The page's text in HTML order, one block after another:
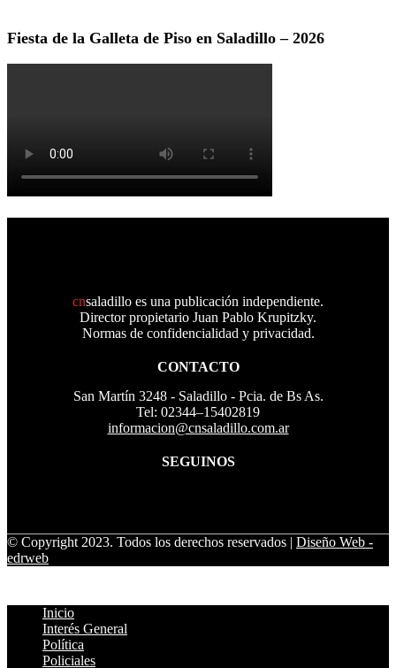
Fiesta de la Galleta de Piso en Saladillo – 2026
cnsaladillo es una publicación independiente.
Director propietario Juan Pablo Krupitzky.
Normas de confidencialidad y privacidad.
CONTACTO
San Martín 3248 - Saladillo - Pcia. de Bs As.
Tel: 02344–15402819
informacion@cnsaladillo.com.ar
SEGUINOS
© Copyright 2023. Todos los derechos reservados | Diseño Web -
edrweb
Inicio
Interés General
Política
Policiales